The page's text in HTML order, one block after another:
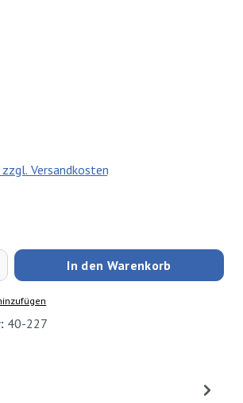
Versandkosten
Gib den gewünschten Wert
In den Warenkorb
40-227